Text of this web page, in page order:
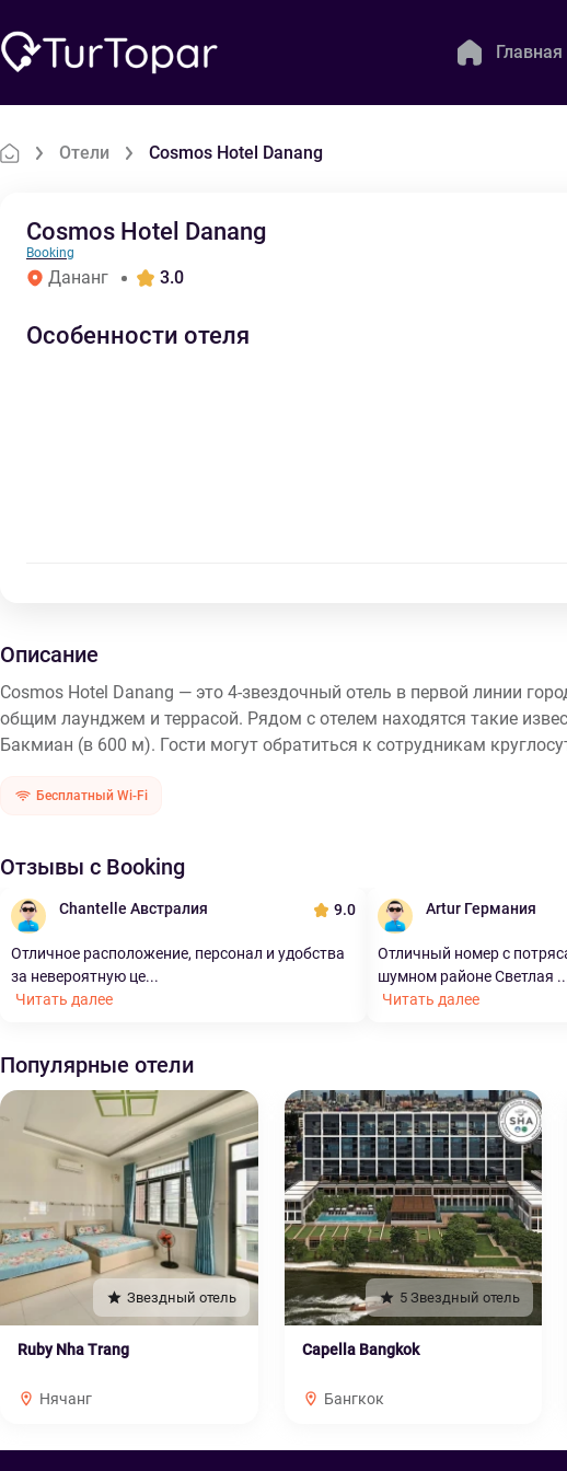
Главная
Отели Cosmos Hotel Danang
Cosmos Hotel Danang
Booking
Дананг 3.0
Особенности отеля
Описание
Cosmos Hotel Danang — это 4-звездочный отель в первой линии
общим лаунджем и террасой. Рядом с отелем находятся такие
Бакмиан (в 600 м). Гости могут обратиться к сотрудникам
Бесплатный Wi-Fi
Отзывы с Booking
Chantelle Австралия 9.0
Отличное расположение, персонал и удобства
за невероятную це...
Читать далее
Artur Германия
Отличный номер с
шумном районе Светлая
Читать далее
Популярные отели
Звездный отель
Ruby Nha Trang
Нячанг
5 Звездный отель
Capella Bangkok
Бангкок